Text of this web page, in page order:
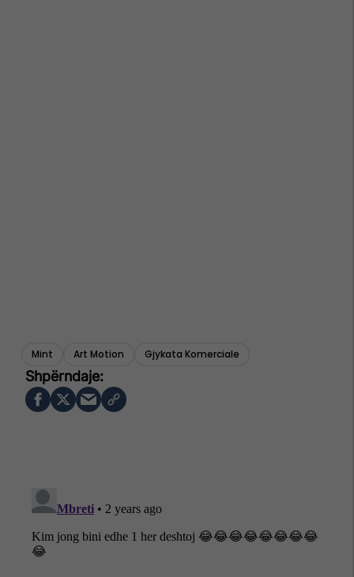
Mint Art Motion Gjykata Komerciale